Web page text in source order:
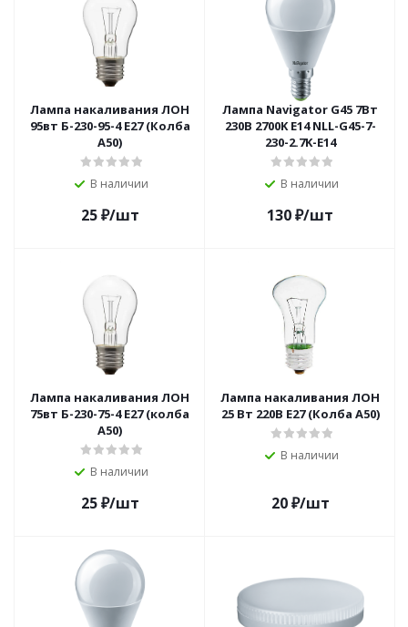
Лампа накаливания ЛОН
95вт Б-230-95-4 Е27 (Колба
А50)
В наличии
25₽/шт
Лампа Navigator G45 7Вт
230В 2700K E14 NLL-G45-7-
230-2.7K-E14
В наличии
130₽/шт
Лампа накаливания ЛОН
75вт Б-230-75-4 Е27 (колба
А50)
В наличии
25₽/шт
Лампа накаливания ЛОН
25 Вт 220В Е27 (Колба А50)
В наличии
20₽/шт